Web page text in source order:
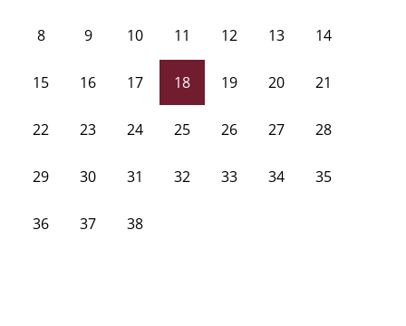
8 9 10 11 12 13 14
15 16 17 18 19 20 21
22 23 24 25 26 27 28
29 30 31 32 33 34 35
36 37 38